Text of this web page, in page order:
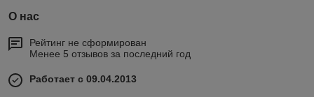
О нас
Рейтинг не сформирован
Менее 5 отзывов за последний год
Работает с 09.04.2013